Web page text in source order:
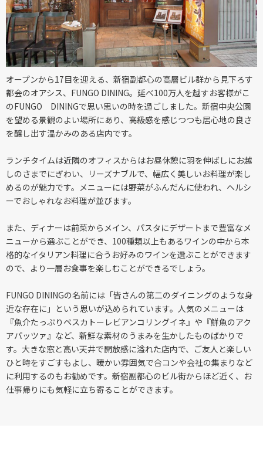
オープンから17目を迎える、新宿副都心の高層ビル群から見下ろす
都会のオアシス、FUNGO DINING。延べ100万人を越すお客様がこ
のFUNGO DININGで思い思いの時を過ごしました。新宿中央公園
を望める景観のよい場所にあり、高級感を感じつつも居心地の良さ
を醸し出す温かみのある店内です。
ランチタイムは近隣のオフィスからはお昼休憩に羽を伸ばしにお越
しのさまでにぎわい、リーズナブルで、幅広く美しいお料理が楽し
めるのが魅力です。メニューには野菜がふんだんに使われ、ヘルシ
ーでおしゃれなお料理が並びます。
また、ディナーは前菜からメイン、パスタにデザートまで豊富なメ
ニューから選ぶことができ、100種類以上もあるワインの中から本
格的なイタリアン料理に合うお好みのワインを選ぶことができます
ので、より一層お食事を楽しむことができるでしょう。
FUNGO DININGの名前には「皆さんの第二のダイニングのような身
近な存在に」という思いが込められています。人気のメニューは
『魚介たっぷりペスカトーレビアンコリングイネ』や『鮮魚のアク
アパッツァ』など、新鮮な素材のうまみを生かしたものばかりで
す。大きな窓と高い天井で開放感に溢れた店内で、ご友人と楽しい
ひと時をすごすもよし、暖かい雰囲気で合コンや会社の集まりなど
に利用するのもお勧めです。新宿副都心のビル街からほど近く、お
仕事帰りにも気軽に立ち寄ることができます。